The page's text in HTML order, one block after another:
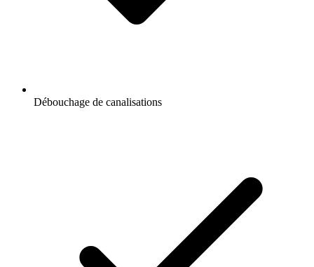
Débouchage de canalisations